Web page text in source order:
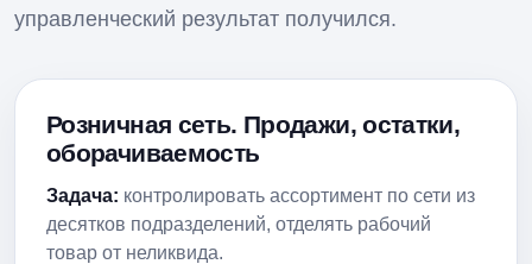
управленческий результат получился.
Розничная сеть. Продажи, остатки,
оборачиваемость
Задача: контролировать ассортимент по сети из
десятков подразделений, отделять рабочий
товар от неликвида.